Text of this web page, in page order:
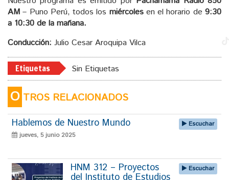
AM – Puno Perú, todos los miércolesen el horario de9:30
a 10:30 de la mañana.
Conducción: Julio Cesar Aroquipa Vilca
Etiquetas Sin Etiquetas
O TROS RELACIONADOS
Hablemos de Nuestro Mundo
jueves, 5 junio 2025
Escuchar
HNM 312 – Proyectos Escuchar